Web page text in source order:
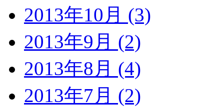
2013年10月 (3)
2013年9月 (2)
2013年8月 (4)
2013年7月 (2)